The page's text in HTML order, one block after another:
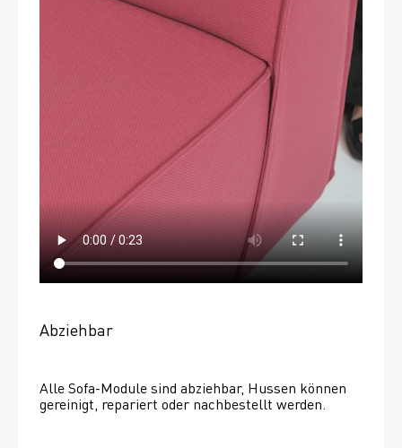
Abziehbar
Alle Sofa-Module sind abziehbar, Hussen können
gereinigt, repariert oder nachbestellt werden.